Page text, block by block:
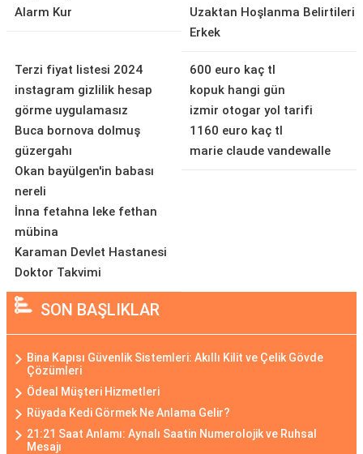
Alarm Kur
Uzaktan Hoşlanma Belirtileri
Erkek
Terzi fiyat listesi 2024
instagram gizlilik hesap
görme uygulamasız
Buca bornova dolmuş
güzergahı
Okan bayülgen'in babası
nereli
İnna fetahna leke fethan
mübina
Karaman Devlet Hastanesi
Doktor Takvimi
600 euro kaç tl
kopuk hangi gün
izmir otogar yol tarifi
1160 euro kaç tl
marie claude vandewalle
SON BAŞLIKLAR
Bina Kapısı Güvenlik Sistemleri: Akıllı Kilit ve Çelik Gövde
Çözümleri
Ödeal Müşteri Hizmetleri
Rüyada Kedi Görmek Ne Anlama Gelir?
21:21 Saat Anlamı: Aynalı Saatin Numerolojik ve Ruhsal
Mesajı